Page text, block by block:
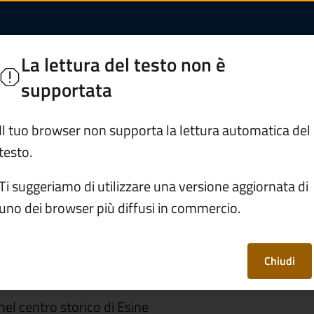
di
di Valle Camonica
Servizi Vivere Esine
"Conversione di San Paolo" di Esine
"Conversione di
centro storico di Esine
La lettura del testo non è
supportata
tuo browser non supporta la lettura automatica del
suggeriamo di utilizzare una versione aggiornata di
dei browser più diffusi in commercio.
Chiudi